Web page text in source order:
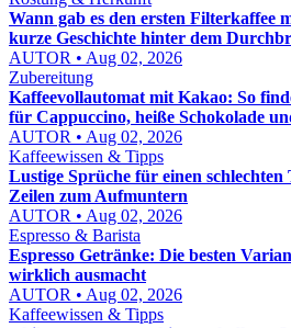
Wann gab es den ersten Filterkaffee
kurze Geschichte hinter dem
AUTOR • Aug 02, 2026
Zubereitung
Kaffeevollautomat mit Kakao: So
für Cappuccino, heiße Schokolade
AUTOR • Aug 02, 2026
Kaffeewissen & Tipps
Lustige Sprüche für einen schlechten
Zeilen zum Aufmuntern
AUTOR • Aug 02, 2026
Espresso & Barista
Espresso Getränke: Die besten
wirklich ausmacht
AUTOR • Aug 02, 2026
Kaffeewissen & Tipps